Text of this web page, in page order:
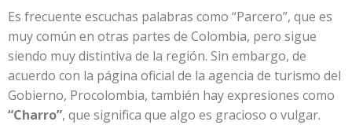
Es frecuente escuchas palabras como “Parcero”, que es
muy común en otras partes de Colombia, pero sigue
siendo muy distintiva de la región. Sin embargo, de
acuerdo con la página oficial de la agencia de turismo del
Gobierno, Procolombia, también hay expresiones como
“Charro”, que significa que algo es gracioso o vulgar.